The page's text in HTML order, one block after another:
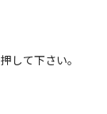
して下さい。